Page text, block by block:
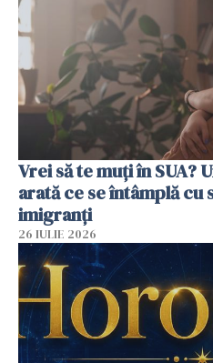
Vrei să te muți în SUA?
arată ce se întâmplă cu
imigranți
26 IULIE 2026